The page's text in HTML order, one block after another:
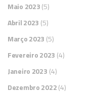
Maio 2023(5)
Abril 2023 (5)
Março 2023 (5)
Fevereiro 2023 (4)
Janeiro 2023 (4)
Dezembro 2022(4)